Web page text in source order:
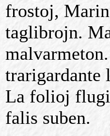
frostoj,
taglibrojn.
La folioj
falis suben.